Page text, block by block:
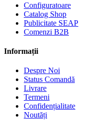
Configuratoare
Catalog Shop
Publicitate SEAP
Comenzi B2B
Informații
Despre Noi
Status Comandă
Livrare
Termeni
Confidențialitate
Noutăți